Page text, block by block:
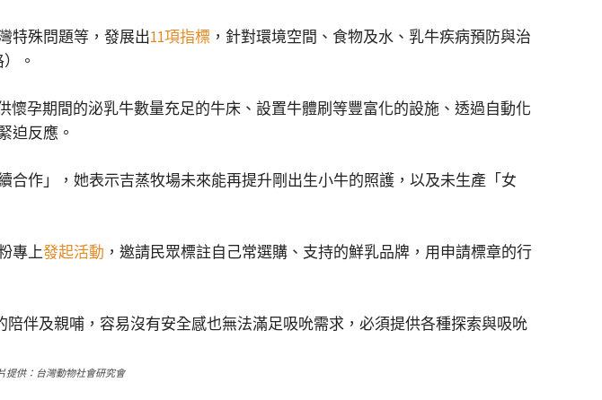
特殊問題等，發展出11項指標 ，針對環境空間、食物及水、乳牛疾病預防與治
。
孕期間的泌乳牛數量充足的牛床、設置牛體刷等豐富化的設施、透過自動化
迫反應。
作」，她表示吉蒸牧場未來能再提升剛出生小牛的照護，以及未生產「女
專上發起活動 ，邀請民眾標註自己常選購、支持的鮮乳品牌，用申請標章的行
提供：台灣動物社會研究會